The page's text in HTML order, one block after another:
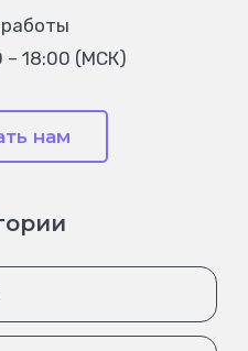
– 18:00 (МСК)
нам